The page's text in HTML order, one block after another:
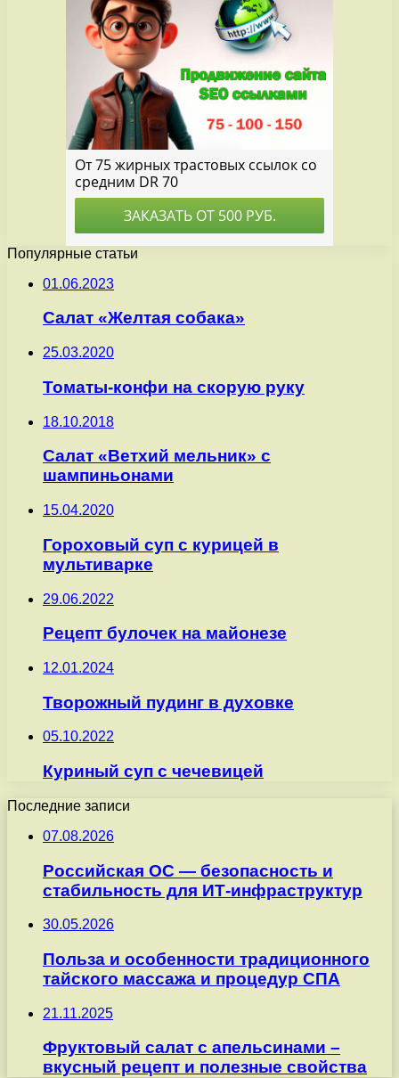
Популярные статьи
01.06.2023
Салат «Желтая собака»
25.03.2020
Томаты-конфи на скорую руку
18.10.2018
Салат «Ветхий мельник» с
шампиньонами
15.04.2020
Гороховый суп с курицей в
мультиварке
29.06.2022
Рецепт булочек на майонезе
12.01.2024
Творожный пудинг в духовке
05.10.2022
Куриный суп с чечевицей
Последние записи
07.08.2026
Российская ОС — безопасность и
стабильность для ИТ-инфраструктур
30.05.2026
Польза и особенности традиционного
тайского массажа и процедур СПА
21.11.2025
Фруктовый салат с апельсинами –
вкусный рецепт и полезные свойства